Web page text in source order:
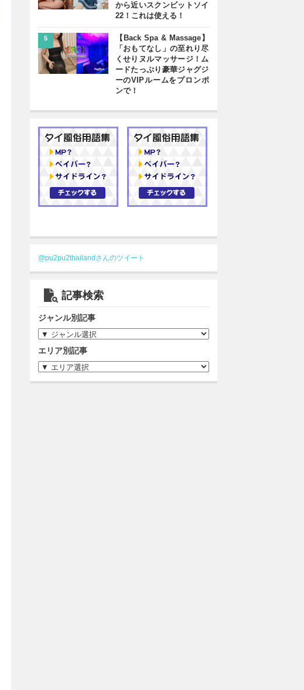
から近いスクンビットソイ
22！これは使える！
5
【Back Spa & Massage】
「おもてなし」の至れり尽
くせりヌルマッサージ！ム
ードたっぷり豪華ジャグジ
ーのVIPルームをプロンポ
ンで！
@pu2pu2thailandさんのツイート
記事検索
ジャンル別記事
エリア別記事